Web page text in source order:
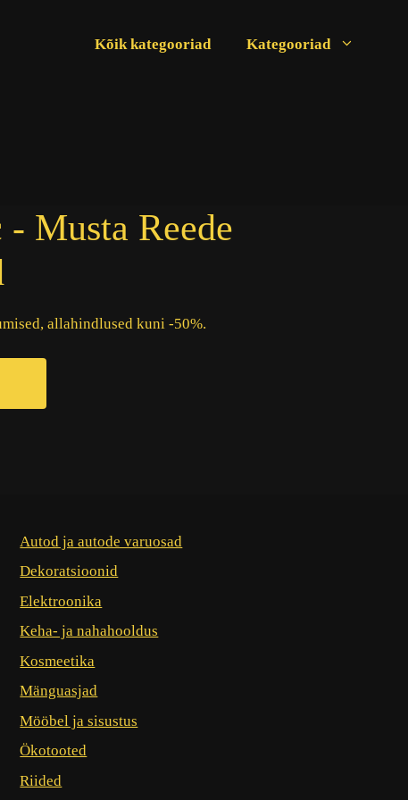
Kõik kategooriad Kategooriad
Musta Reede
allahindlused kuni -50%.
Autod ja autode varuosad
Dekoratsioonid
Elektroonika
Keha- ja nahahooldus
Kosmeetika
Mänguasjad
Mööbel ja sisustus
Ökotooted
Riided